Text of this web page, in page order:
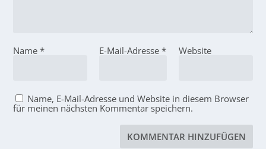
Name* E-Mail-Adresse * Website
Name, E-Mail-Adresse und Website in diesem Browser
für meinen nächsten Kommentar speichern.